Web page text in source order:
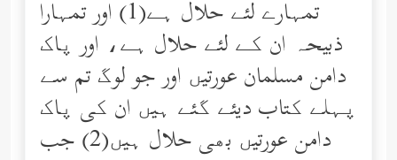
تمہارے لئے حلال ہے(1) اور تمہارا
ذبیحہ ان کے لئے حلال ہے، اور پاک
دامن مسلمان عورتیں اور جو لوگ تم سے
پہلے کتاب دیئے گئے ہیں ان کی پاک
دامن عورتیں بھی حلال ہیں(2) جب